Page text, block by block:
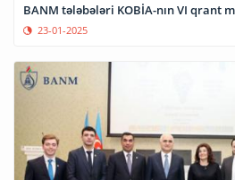
BANM tələbələri KOBİA-nın VI qrant
23-01-2025